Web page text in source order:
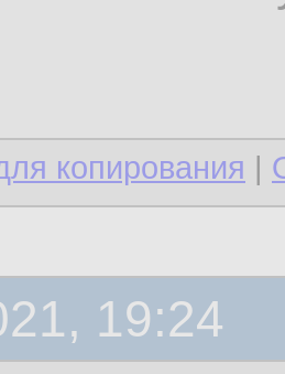
копирования |
19:24